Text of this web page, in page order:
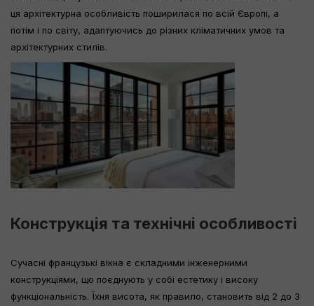
ця архітектурна особливість поширилася по всій Європі, а
потім і по світу, адаптуючись до різних кліматичних умов та
архітектурних стилів.
Конструкція та технічні особливості
Сучасні французькі вікна є складними інженерними
конструкціями, що поєднують у собі естетику і високу
функціональність. Їхня висота, як правило, становить від 2 до 3